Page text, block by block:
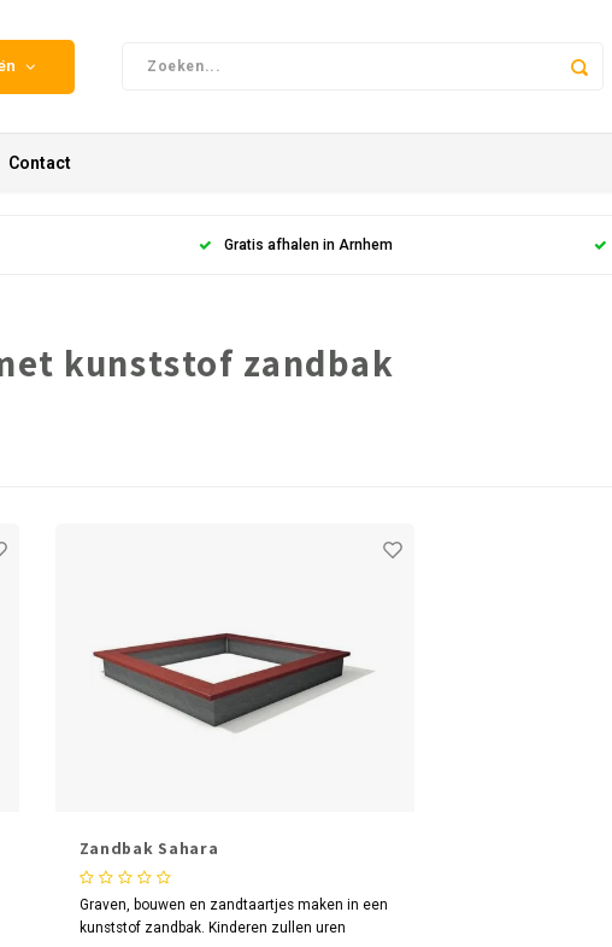
Contact
Gratis afhalen in Arnhem
kunststof zandbak
Zandbak Sahara
Graven, bouwen en zandtaartjes maken in een
kunststof zandbak. Kinderen zullen uren